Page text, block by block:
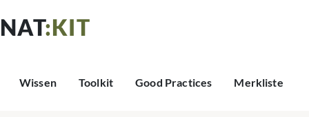
NAT:KIT
Wissen Toolkit Good Practices Merkliste